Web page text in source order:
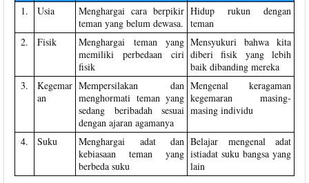
1. Usia
Menghargai cara berpikir
teman yang belum dewasa.
Hidup rukun dengan
teman
2.
Fisik
Menghargai teman yang
memiliki perbedaan ciri
fisik
Mensyukuri bahwa kita
diberi fisik yang lebih
baik dibanding mereka
3.
Kegemar
an
Mempersilakan dan
menghormati teman yang
sedang beribadah sesuai
dengan ajaran agamanya
Mengenal keragaman
kegemaran masing-
masing individu
4. Suku
Menghargai adat dan
kebiasaan teman yang
berbeda suku
Belajar mengenal adat
istiadat suku bangsa yang
lain